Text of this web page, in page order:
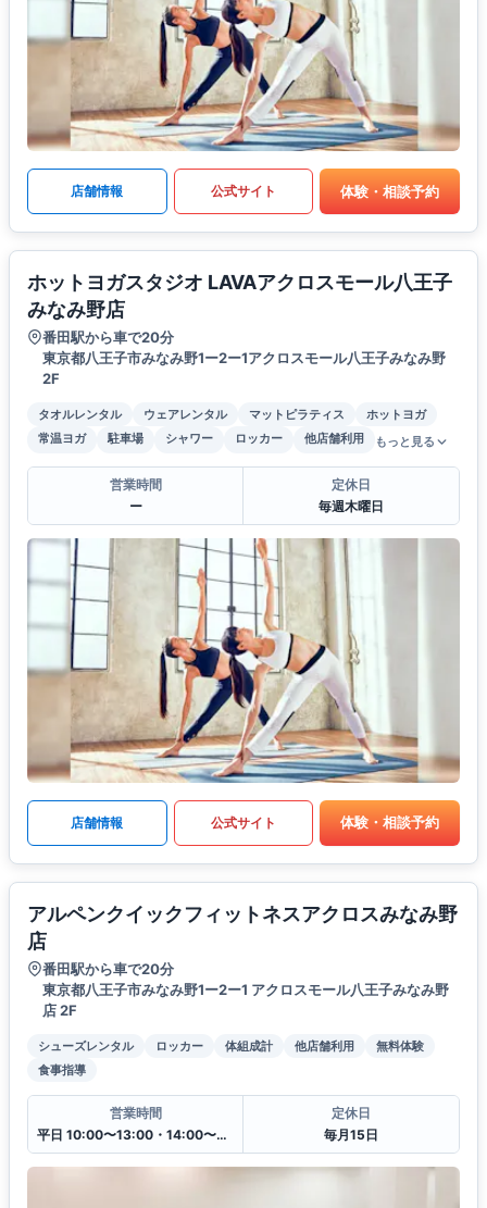
店舗情報 公式サイト 体験・相談予約
ホットヨガスタジオ LAVAアクロスモール八王子
みなみ野店
番田駅から車で20分
東京都八王子市みなみ野1ー2ー1アクロスモール八王子みなみ野
2F
タオルレンタル ウェアレンタル マットピラティス
ホットヨガ
常温ヨガ
駐車場 シャワー ロッカー 他店舗利用 もっと見る
営業時間
ー
定休日
毎週木曜日
店舗情報 公式サイト 体験・相談予約
アルペンクイックフィットネスアクロスみなみ野
店
番田駅から車で20分
東京都八王子市みなみ野1ー2ー1 アクロスモール八王子みなみ野
店 2F
シューズレンタル ロッカー 体組成計 他店舗利用
無料体験
食事指導
営業時間
平日 10:00〜13:00・14:00〜20:00
定休日
毎月15日